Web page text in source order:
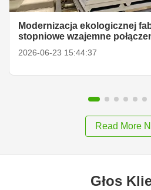
Modernizacja ekologicznej
stopniowe wzajemne
szlachetnych PU z
krawędziami
2026-06-23 15:44:37
Read More
Głos